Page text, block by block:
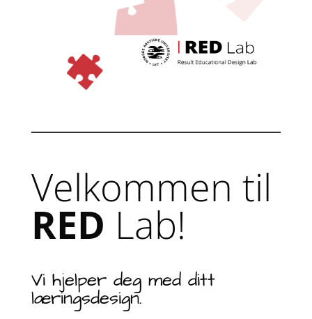
Velkommen til
RED Lab!
Vi hjelper deg med ditt
læringsdesign.